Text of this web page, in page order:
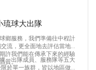
琉球大出隊
鄉服務，我們準備往中程計
流，更全面地去評估當地的
許我們能在傳承下來的經驗
質。
、出隊成員、服務隊等五大
於單一族群，皆以地區做為